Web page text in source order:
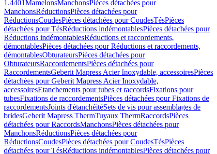
1.4401MamelonsManchonsPièces détachées pour
ManchonsRéductionsPièces détachées pour
RéductionsCoudesPièces détachées pour CoudesTésPièces
détachées pour TésRéductions indémontablesPièces détachées pour
Réductions indémontablesRéductions et raccordements,
démontablesPièces détachées pour Réductions et raccordements,
démontablesObturateursPièces détachées pour
ObturateursRaccordementsPièces détachées pour
RaccordementsGeberit Mapress Acier Inoxydable, accessoiresPièces
détachées pour Geberit Mapress Acier Inoxydable,
accessoiresEtanchements pour tubes et raccordsFixations pour
tubesFixations de raccordementsPièces détachées pour Fixations de
raccordementsJoints d'étanchéitéSets de vis pour assemblages de
bridesGeberit Mapress ThermTuyaux ThermRaccordsPièces
détachées pour RaccordsManchonsPièces détachées pour
ManchonsRéductionsPièces détachées pour
RéductionsCoudesPièces détachées pour CoudesTésPièces
détachées pour TésRéductions indémontablesPièces détachées pour